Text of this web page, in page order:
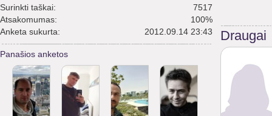
Surinkti taškai:
7517
Atsakomumas:
100%
Anketa sukurta:
2012.09.14 23:43
Panašios anketos
Draugai